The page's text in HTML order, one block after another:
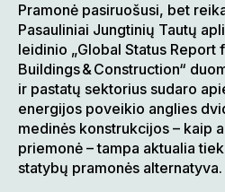
Pramonė pasiruošusi, bet
Pasauliniai Jungtinių Tautų
leidinio „Global Status Report
Buildings & Construction“
ir pastatų sektorius sudaro
energijos poveikio anglies
medinės konstrukcijos – kaip
priemonė – tampa aktualia
statybų pramonės alternatyva.